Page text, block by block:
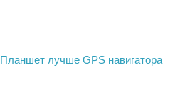
Планшет лучше GPS навигатора